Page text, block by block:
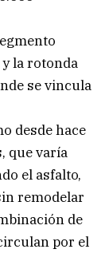
la rotonda
se vincula
desde hace
que varía
el asfalto,
remodelar
de
por el